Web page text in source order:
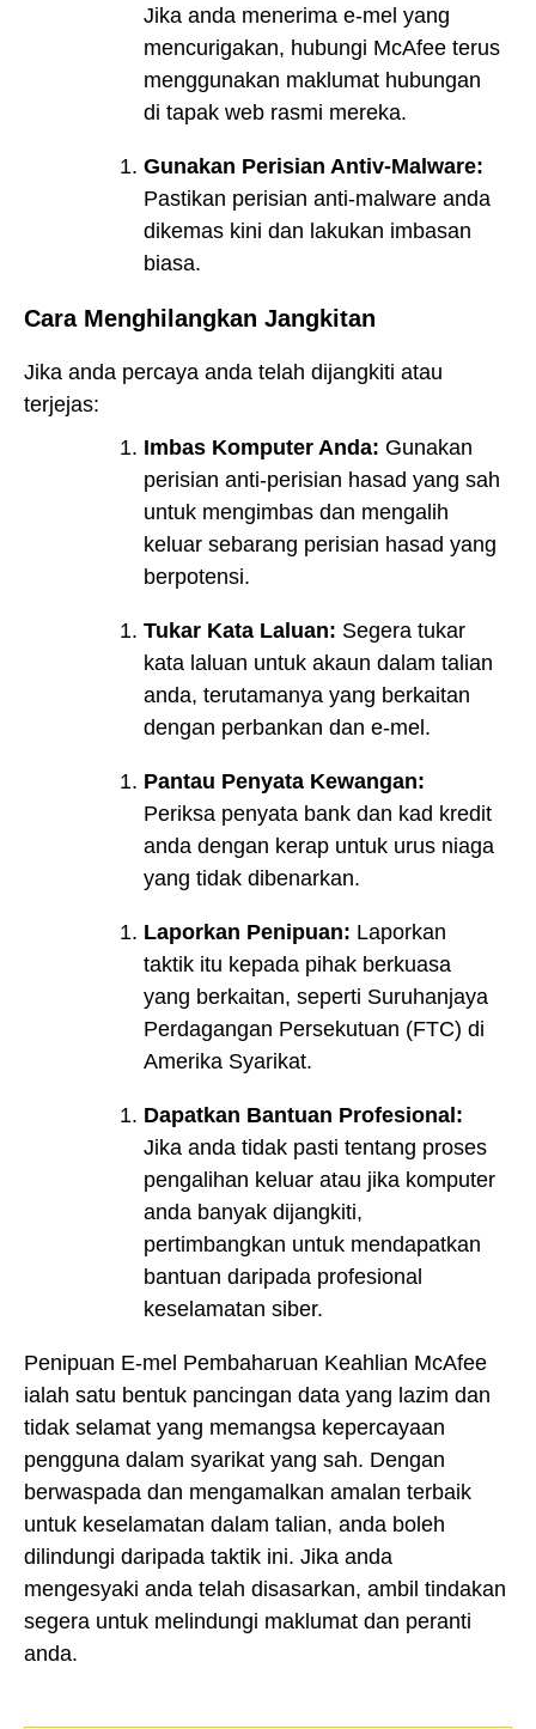
Jika anda menerima e-mel yang
mencurigakan, hubungi McAfee terus
menggunakan maklumat hubungan
di tapak web rasmi mereka.
Gunakan Perisian Antiv-Malware:
Pastikan perisian anti-malware anda
dikemas kini dan lakukan imbasan
biasa.
Cara Menghilangkan Jangkitan
Jika anda percaya anda telah dijangkiti atau
terjejas:
Imbas Komputer Anda: Gunakan
perisian anti-perisian hasad yang sah
untuk mengimbas dan mengalih
keluar sebarang perisian hasad yang
berpotensi.
Tukar Kata Laluan: Segera tukar
kata laluan untuk akaun dalam talian
anda, terutamanya yang berkaitan
dengan perbankan dan e-mel.
Pantau Penyata Kewangan:
Periksa penyata bank dan kad kredit
anda dengan kerap untuk urus niaga
yang tidak dibenarkan.
Laporkan Penipuan: Laporkan
taktik itu kepada pihak berkuasa
yang berkaitan, seperti Suruhanjaya
Perdagangan Persekutuan (FTC) di
Amerika Syarikat.
Dapatkan Bantuan Profesional:
Jika anda tidak pasti tentang proses
pengalihan keluar atau jika komputer
anda banyak dijangkiti,
pertimbangkan untuk mendapatkan
bantuan daripada profesional
keselamatan siber.
Penipuan E-mel Pembaharuan Keahlian McAfee
ialah satu bentuk pancingan data yang lazim dan
tidak selamat yang memangsa kepercayaan
pengguna dalam syarikat yang sah. Dengan
berwaspada dan mengamalkan amalan terbaik
untuk keselamatan dalam talian, anda boleh
dilindungi daripada taktik ini. Jika anda
mengesyaki anda telah disasarkan, ambil tindakan
segera untuk melindungi maklumat dan peranti
anda.